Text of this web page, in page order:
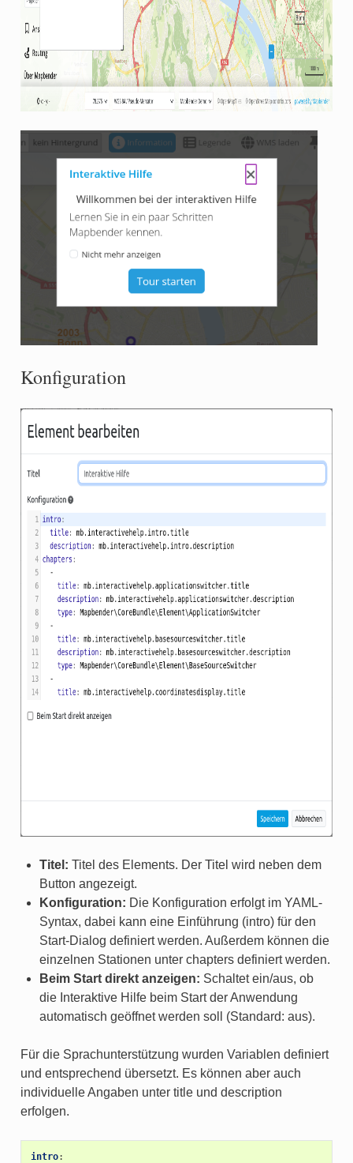
Konfiguration
Titel: Titel des Elements. Der Titel wird neben dem
Button angezeigt.
Konfiguration: Die Konfiguration erfolgt im YAML-
Syntax, dabei kann eine Einführung (intro) für den
Start-Dialog definiert werden. Außerdem können die
einzelnen Stationen unter chapters definiert werden.
Beim Start direkt anzeigen: Schaltet ein/aus, ob
die Interaktive Hilfe beim Start der Anwendung
automatisch geöffnet werden soll (Standard: aus).
Für die Sprachunterstützung wurden Variablen definiert
und entsprechend übersetzt. Es können aber auch
individuelle Angaben unter title und description
erfolgen.
intro: